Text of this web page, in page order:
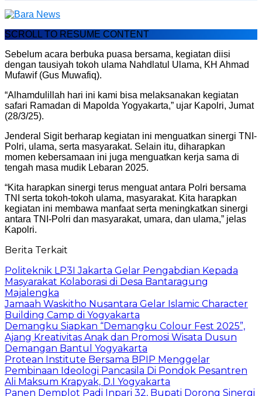
SCROLL TO RESUME CONTENT
Sebelum acara berbuka puasa bersama, kegiatan diisi
dengan tausiyah tokoh ulama Nahdlatul Ulama, KH Ahmad
Mufawif (Gus Muwafiq).
“Alhamdulillah hari ini kami bisa melaksanakan kegiatan
safari Ramadan di Mapolda Yogyakarta,” ujar Kapolri, Jumat
(28/3/25).
Jenderal Sigit berharap kegiatan ini menguatkan sinergi TNI-
Polri, ulama, serta masyarakat. Selain itu, diharapkan
momen kebersamaan ini juga menguatkan kerja sama di
tengah masa mudik Lebaran 2025.
“Kita harapkan sinergi terus menguat antara Polri bersama
TNI serta tokoh-tokoh ulama, masyarakat. Kita harapkan
kegiatan ini membawa manfaat serta meningkatkan sinergi
antara TNI-Polri dan masyarakat, umara, dan ulama,” jelas
Kapolri.
Berita Terkait
Politeknik LP3I Jakarta Gelar Pengabdian Kepada
Masyarakat Kolaborasi di Desa Bantaragung
Majalengka
Jamaah Waskitho Nusantara Gelar Islamic Character
Building Camp di Yogyakarta
Demangku Siapkan “Demangku Colour Fest 2025”,
Ajang Kreativitas Anak dan Promosi Wisata Dusun
Demangan Bantul Yogyakarta
Protean Institute Bersama BPIP Menggelar
Pembinaan Ideologi Pancasila Di Pondok Pesantren
Ali Maksum Krapyak, D.I Yogyakarta
Panen Demplot Padi Inpari 32, Bupati Dorong Sinergi